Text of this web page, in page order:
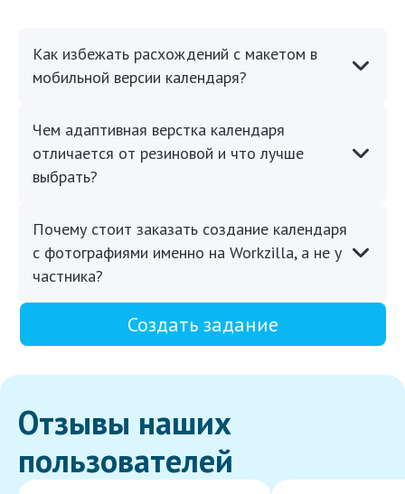
Как избежать расхождений с макетом в
мобильной версии календаря?
Чем адаптивная верстка календаря
отличается от резиновой и что лучше
выбрать?
Почему стоит заказать создание календаря
с фотографиями именно на Workzilla, а не у
частника?
Создать задание
Отзывы наших
пользователей